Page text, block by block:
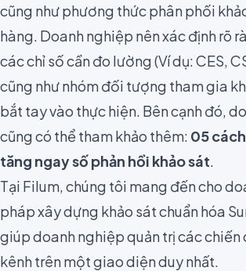
cũng như phương thức phân phối
hàng. Doanh nghiệp nên xác định rõ
các chỉ số cần đo lường (Ví dụ: CES,
cũng như nhóm đối tượng tham gia
bắt tay vào thực hiện. Bên cạnh đó,
cũng có thể tham khảo thêm: 05
tăng ngay số phản hồi khảo sát.
Tại Filum, chúng tôi mang đến cho
pháp xây dựng khảo sát chuẩn hóa
giúp doanh nghiệp quản trị các chiến
kênh trên một giao diện duy nhất.